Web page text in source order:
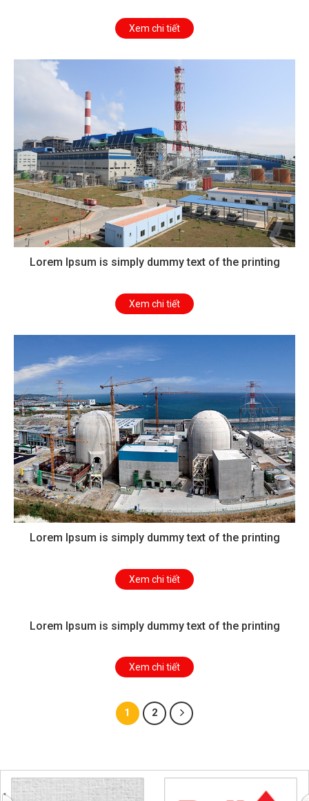
Xem chi tiết
Lorem Ipsum is simply dummy text of the printing
Xem chi tiết
Lorem Ipsum is simply dummy text of the printing
Xem chi tiết
Lorem Ipsum is simply dummy text of the printing
Xem chi tiết
1 2